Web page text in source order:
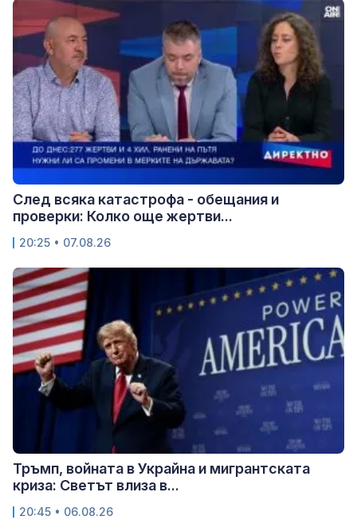
След всяка катастрофа - обещания и
проверки: Колко още жертви...
20:25 • 07.08.26
Тръмп, войната в Украйна и мигрантската
криза: Светът влиза в...
20:45 • 06.08.26